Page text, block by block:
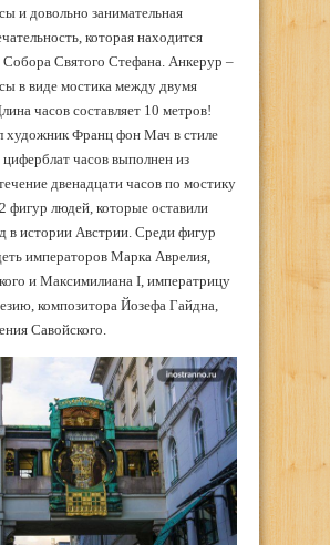
и довольно занимательная
которая находится
Собора Святого Стефана. Анкерур –
в виде мостика между двумя
часов составляет 10 метров!
художник Франц фон Мач в стиле
часов выполнен из
двенадцати часов по мостику
фигур людей, которые оставили
в истории Австрии. Среди фигур
императоров Марка Аврелия,
и Максимилиана I, императрицу
композитора Йозефа Гайдна,
Савойского.